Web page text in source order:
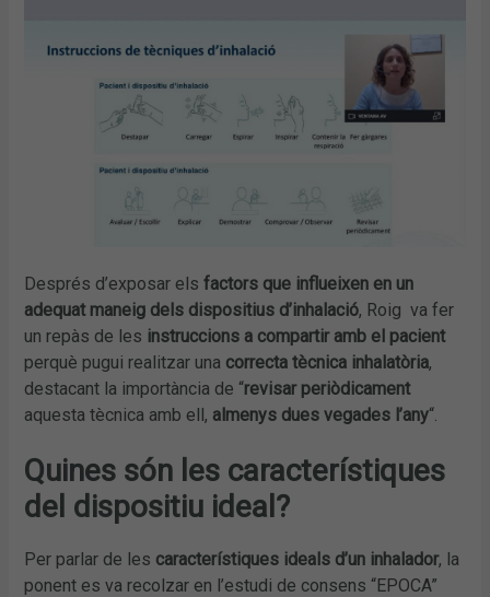
Després d’exposar elsfactors que influeixen en un
adequat maneig dels dispositius d’inhalació, Roig va fer
un repàs de les instruccions a compartir amb el pacient
perquè pugui realitzar una correcta tècnica inhalatòria,
destacant la importància de “revisar periòdicament
aquesta tècnica amb ell, almenys dues vegades l’any“.
Quines són les característiques
del dispositiu ideal?
Per parlar de les característiques ideals d’un inhalador, la
ponent es va recolzar en l’estudi de consens “EPOCA”